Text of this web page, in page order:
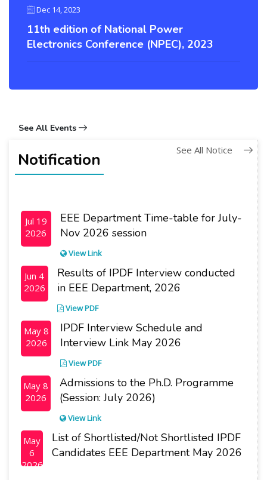
Dec 14, 2023
11th edition of National Power
Electronics Conference (NPEC), 2023
See All Events
Notification See All Notice
Jul 19
2026
EEE Department Time-table for July-
Nov 2026 session
View Link
Jun 4
2026
Results of IPDF Interview conducted
in EEE Department, 2026
View PDF
May 8
2026
IPDF Interview Schedule and
Interview Link May 2026
View PDF
May 8
2026
Admissions to the Ph.D. Programme
(Session: July 2026)
View Link
May
6
2026
List of Shortlisted/Not Shortlisted IPDF
Candidates EEE Department May 2026